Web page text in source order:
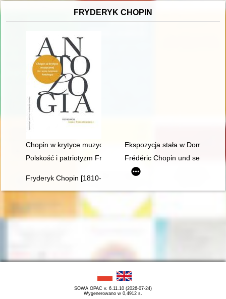
FRYDERYK CHOPIN
Chopin w krytyce muzycznej (do I wojny światowej). Antologia
Ekspozycja stała w Domu
Polskość i patriotyzm Fryderyka ChopinaFrédéric Chopin und seine Zeit
Fryderyk Chopin [1810-1849]
SOWA OPAC v. 6.11.10 (2026-07-24)
Wygenerowano w 0,4912 s.